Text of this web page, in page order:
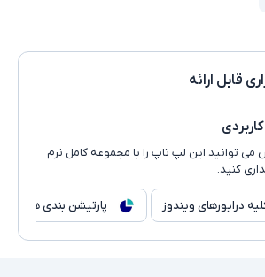
قابل ارائه
توانید این لپ تاپ را با مجموعه کامل نرم
کنید.
درایورهای ویندوز پارتیشن بندی هارد